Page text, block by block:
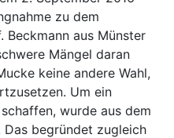
zu dem
Beckmann aus Münster
Mängel daran
keine andere Wahl,
Um ein
wurde aus dem
begründet zugleich